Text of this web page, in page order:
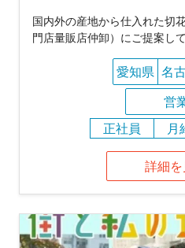
国内外の産地から仕入れた切
門店量販店仲卸）にご提案して
愛知県 名
営
正社員
月
詳細を